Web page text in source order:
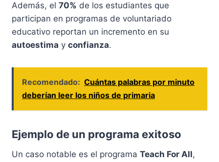
Además, el 70% de los estudiantes que
participan en programas de voluntariado
educativo reportan un incremento en su
autoestima y confianza.
Recomendado: Cuántas palabras por minuto
deberían leer los niños de primaria
Ejemplo de un programa exitoso
Un caso notable es el programa Teach For All,